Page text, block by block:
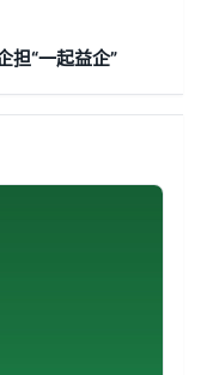
担“一起益企”